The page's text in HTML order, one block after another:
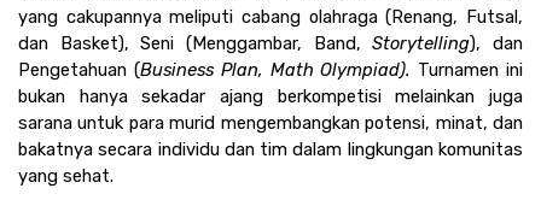
yang cakupannya meliputi cabang olahraga (Renang, Futsal,
dan Basket), Seni (Menggambar, Band, Storytelling), dan
Pengetahuan (Business Plan, Math Olympiad). Turnamen ini
bukan hanya sekadar ajang berkompetisi melainkan juga
sarana untuk para murid mengembangkan potensi, minat, dan
bakatnya secara individu dan tim dalam lingkungan komunitas
yang sehat.